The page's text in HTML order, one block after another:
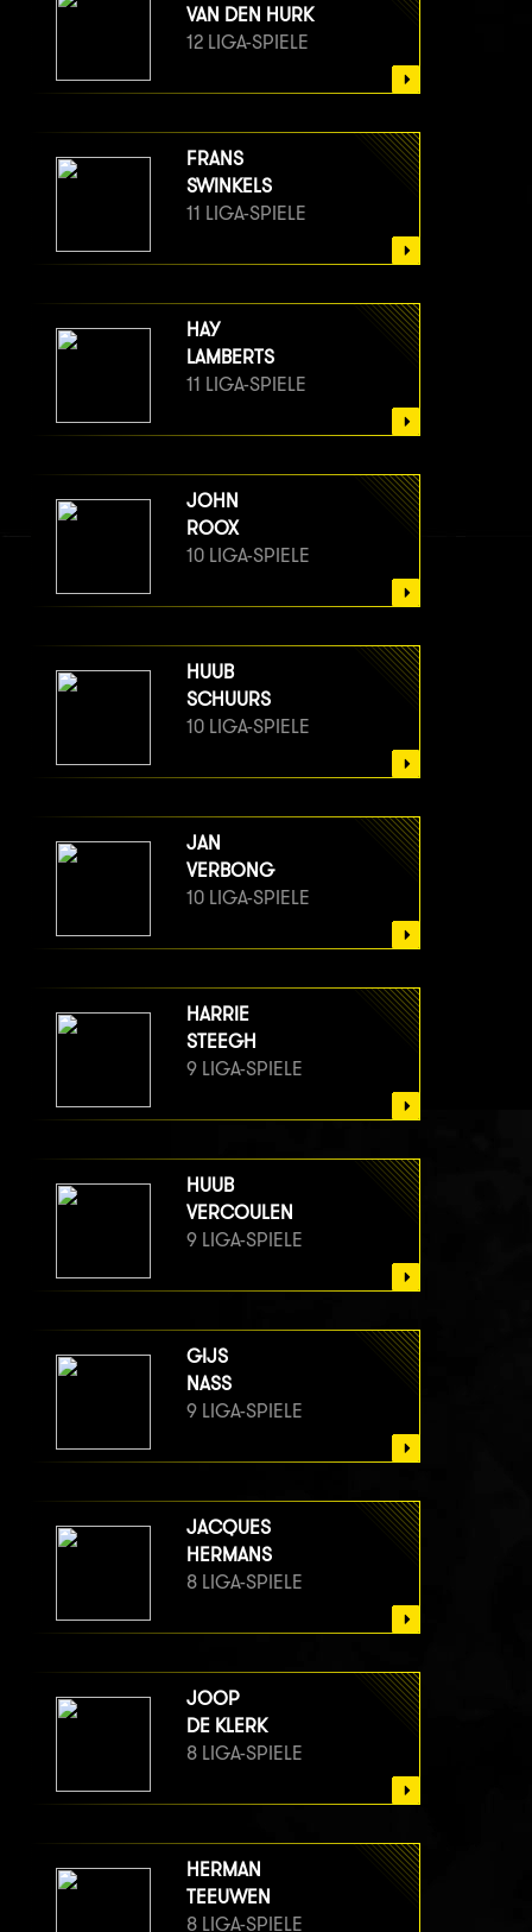
VAN DEN HURK
12 LIGA-SPIELE
FRANS
SWINKELS
11 LIGA-SPIELE
HAY
LAMBERTS
11 LIGA-SPIELE
JOHN
ROOX
10 LIGA-SPIELE
HUUB
SCHUURS
10 LIGA-SPIELE
JAN
VERBONG
10 LIGA-SPIELE
HARRIE
STEEGH
9 LIGA-SPIELE
HUUB
VERCOULEN
9 LIGA-SPIELE
GIJS
NASS
9 LIGA-SPIELE
JACQUES
HERMANS
8 LIGA-SPIELE
JOOP
DE KLERK
8 LIGA-SPIELE
HERMAN
TEEUWEN
8 LIGA-SPIELE